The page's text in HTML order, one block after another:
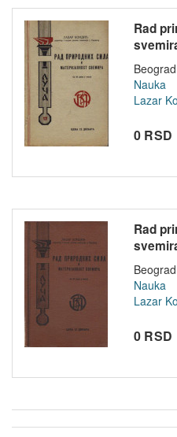
Rad
Nauka
Lazar
0 RSD
Rad
Nauka
Lazar
0 RSD